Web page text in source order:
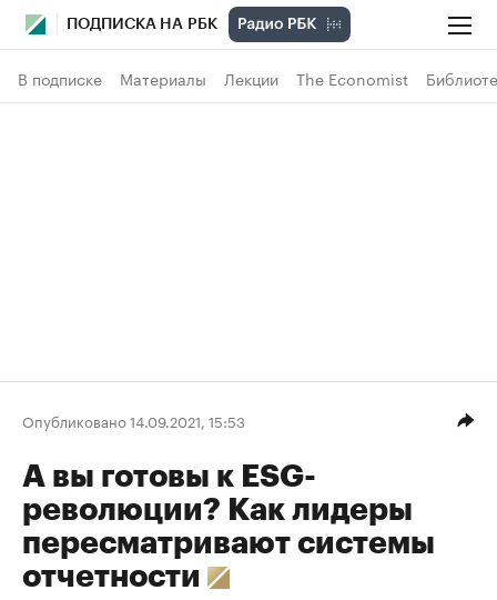
ПОДПИСКА НА РБК
В подписке Материалы Лекции The Economist
Опубликовано 14.09.2021, 15:53
А вы готовы к ESG-
революции? Как лидеры
пересматривают системы
отчетности